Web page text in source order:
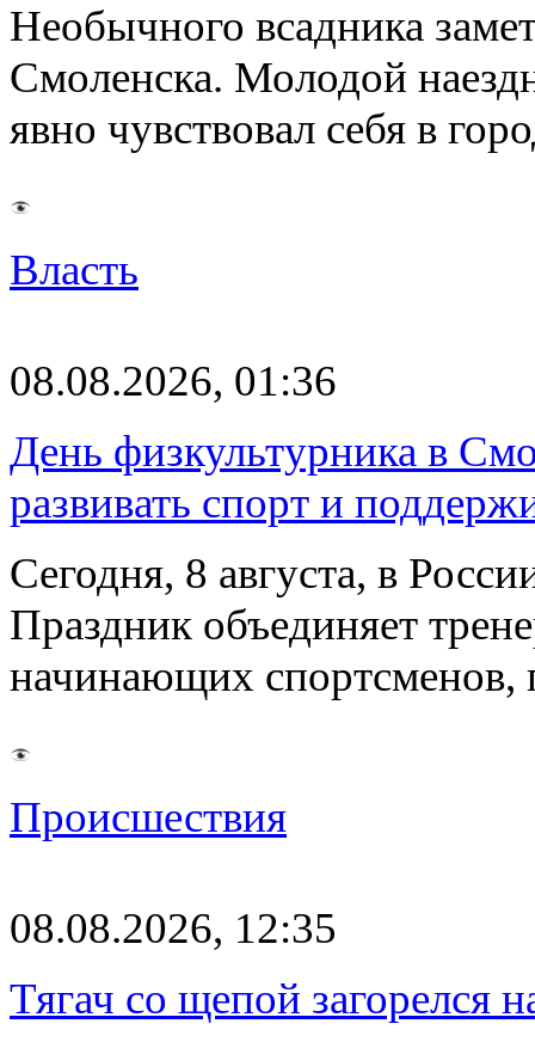
Необычного всадника
Смоленска. Молодой
явно чувствовал себя в
Власть
08.08.2026, 01:36
День физкультурника в
развивать спорт и
Сегодня, 8 августа, в
Праздник объединяет
начинающих
Происшествия
08.08.2026, 12:35
Тягач со щепой загорелся